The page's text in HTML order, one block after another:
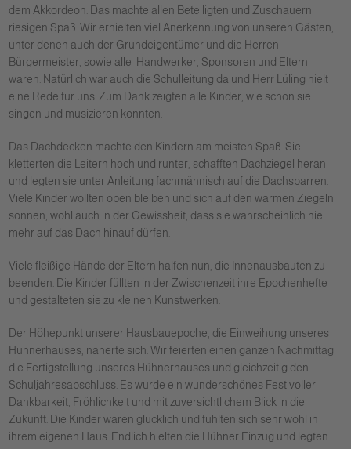
dem Akkordeon. Das machte allen Beteiligten und Zuschauern
riesigen Spaß. Wir erhielten viel Anerkennung von unseren Gästen,
unter denen auch der Grundeigentümer und die Herren
Bürgermeister, sowie alle Handwerker, Sponsoren und Eltern
waren. Natürlich war auch die Schulleitung da und Herr Lüling hielt
eine Rede für uns. Zum Dank zeigten alle Kinder, wie schön sie
singen und musizieren konnten.
Das Dachdecken machte den Kindern am meisten Spaß. Sie
kletterten die Leitern hoch und runter, schafften Dachziegel heran
und legten sie unter Anleitung fachmännisch auf die Dachsparren.
Viele Kinder wollten oben bleiben und sich auf den warmen Ziegeln
sonnen, wohl auch in der Gewissheit, dass sie wahrscheinlich nie
mehr auf das Dach hinauf dürfen.
Viele fleißige Hände der Eltern halfen nun, die Innenausbauten zu
beenden. Die Kinder füllten in der Zwischenzeit ihre Epochenhefte
und gestalteten sie zu kleinen Kunstwerken.
Der Höhepunkt unserer Hausbauepoche, die Einweihung unseres
Hühnerhauses, näherte sich. Wir feierten einen ganzen Nachmittag
die Fertigstellung unseres Hühnerhauses und gleichzeitig den
Schuljahresabschluss. Es wurde ein wunderschönes Fest voller
Dankbarkeit, Fröhlichkeit und mit zuversichtlichem Blick in die
Zukunft. Die Kinder waren glücklich und fühlten sich sehr wohl in
ihrem eigenen Haus. Endlich hielten die Hühner Einzug und legten